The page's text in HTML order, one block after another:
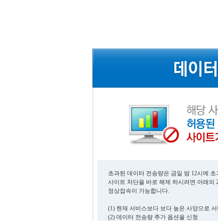
초과된 데이터 전송량은 금일 밤 12시에
사이트 차단을 바로 해제 하시려면 아래의
정상접속이 가능합니다.
(1) 현재 서비스보다 보다 높은 사양으로
(2) 데이터 전송량 추가 옵션을 신청